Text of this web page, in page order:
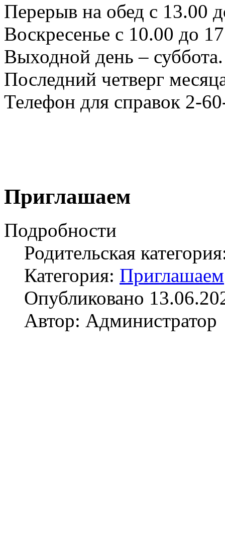
Перерыв на обед с 13.00
Воскресенье с 10.00 до
Выходной день – суббота.
Последний четверг
Телефон для справок 2-
Приглашаем
Подробности
Родительская
Категория: Приглашаем
Опубликовано
Автор: Администратор